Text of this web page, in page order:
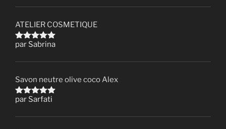
ATELIER COSMETIQUE
Note5
par Sabrina
Savon neutre olive coco Alex
Note5
par Sarfati